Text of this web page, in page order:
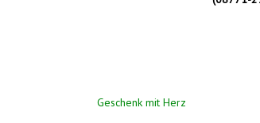
Beitragsnavigation
Geschenk mit Herz